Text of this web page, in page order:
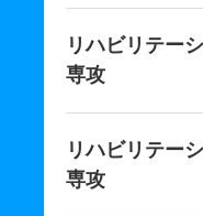
リハビリテー
専攻
リハビリテー
専攻